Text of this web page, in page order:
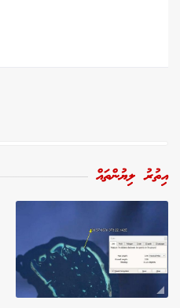
އިތުރު ލިޔުންތައް